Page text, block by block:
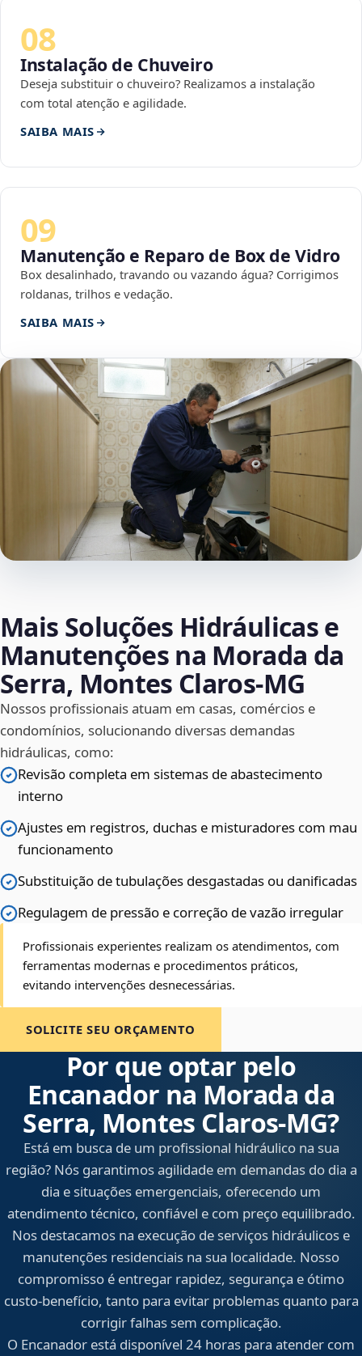
08
Instalação de Chuveiro
Deseja substituir o chuveiro? Realizamos a instalação
com total atenção e agilidade.
SAIBA MAIS
09
Manutenção e Reparo de Box de Vidro
Box desalinhado, travando ou vazando água? Corrigimos
roldanas, trilhos e vedação.
SAIBA MAIS
Mais Soluções Hidráulicas e
Manutenções na Morada da
Serra, Montes Claros‑MG
Nossos profissionais atuam em casas, comércios e
condomínios, solucionando diversas demandas
hidráulicas, como:
Revisão completa em sistemas de abastecimento
interno
Ajustes em registros, duchas e misturadores com mau
funcionamento
Substituição de tubulações desgastadas ou danificadas
Regulagem de pressão e correção de vazão irregular
Profissionais experientes realizam os atendimentos, com
ferramentas modernas e procedimentos práticos,
evitando intervenções desnecessárias.
SOLICITE SEU ORÇAMENTO
Por que optar pelo
Encanador na Morada da
Serra, Montes Claros‑MG?
Está em busca de um profissional hidráulico na sua
região? Nós garantimos agilidade em demandas do dia a
dia e situações emergenciais, oferecendo um
atendimento técnico, confiável e com preço equilibrado.
Nos destacamos na execução de serviços hidráulicos e
manutenções residenciais na sua localidade. Nosso
compromisso é entregar rapidez, segurança e ótimo
custo-benefício, tanto para evitar problemas quanto para
corrigir falhas sem complicação.
O Encanador está disponível 24 horas para atender com